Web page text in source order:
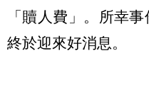
「贖人費」。所幸
終於迎來好消息。